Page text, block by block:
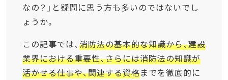
なの？」と疑問に思う方も多いのではないでし
ょうか。
この記事では、消防法の基本的な知識から、建設
業界における重要性、さらには消防法の知識が
活かせる仕事や、関連する資格までを徹底的に